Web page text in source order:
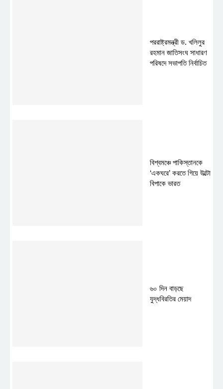
পররাষ্ট্রমন্ত্রী ড. খলিলুর
রহমান জাতিসংঘ সাধারণ
পরিষদে সভাপতি নির্বাচিত
বিশ্বমঞ্চে পাকিস্তানকে
‘একঘরে’ করতে গিয়ে উল্টো
বিপাকে ভারত
৬০ দিন বাড়ছে
যুদ্ধবিরতির মেয়াদ